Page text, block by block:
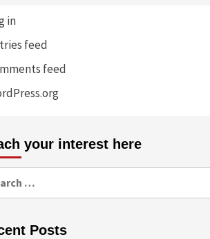
in
feed
feed
your interest here
Posts